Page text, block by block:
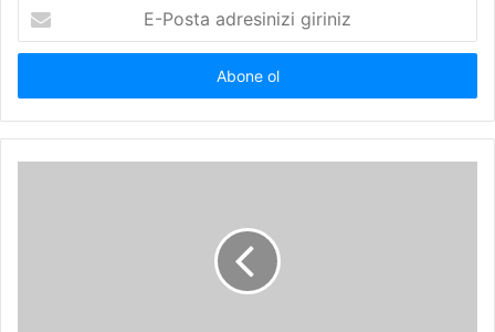
Posta
adresinizi